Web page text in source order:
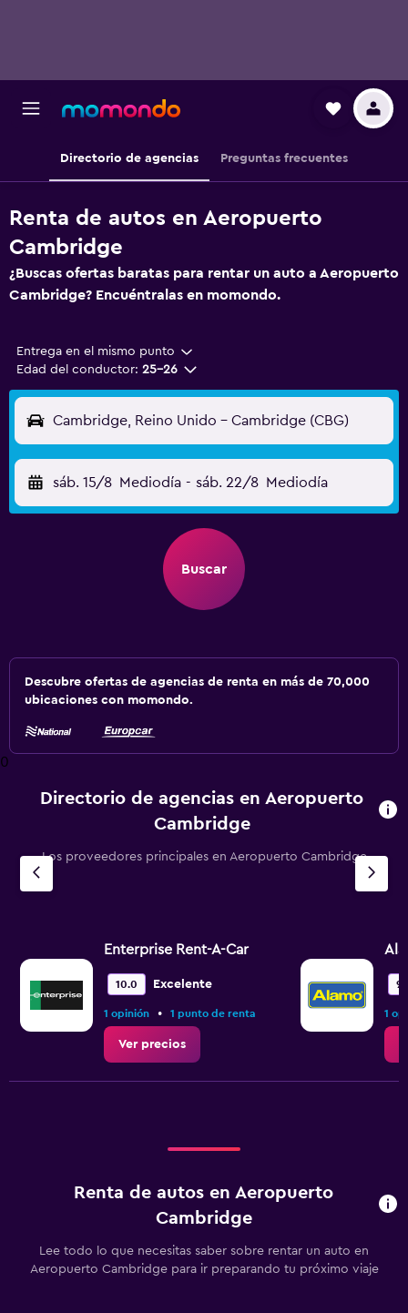
Directorio de agencias Preguntas frecuentes
Renta de autos en Aeropuerto
Cambridge
¿Buscas ofertas baratas para rentar un auto a Aeropuerto
Cambridge? Encuéntralas en momondo.
Entrega en el mismo punto
Edad del conductor: 25-26
Cambridge, Reino Unido - Cambridge (CBG)
sáb. 15/8 Mediodía - sáb. 22/8 Mediodía
Buscar
Descubre ofertas de agencias de renta en más de 70,000
ubicaciones con momondo.
0
Directorio de agencias en Aeropuerto
Cambridge
Los proveedores principales en Aeropuerto Cambridge
Enterprise Rent-A-Car
10.0 Excelente
1 opinión • 1 punto de renta
Ver precios
1
Renta de autos en Aeropuerto
Cambridge
Lee todo lo que necesitas saber sobre rentar un auto en
Aeropuerto Cambridge para ir preparando tu próximo viaje